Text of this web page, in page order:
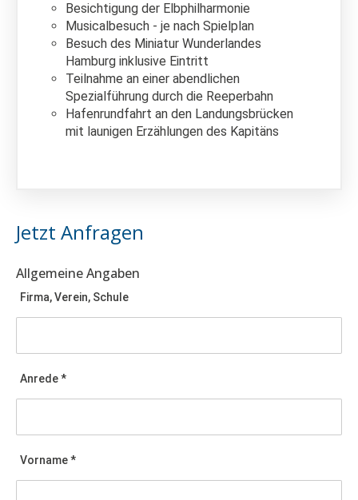
Besichtigung der Elbphilharmonie
Musicalbesuch - je nach Spielplan
Besuch des Miniatur Wunderlandes
Hamburg inklusive Eintritt
Teilnahme an einer abendlichen
Spezialführung durch die Reeperbahn
Hafenrundfahrt an den Landungsbrücken
mit launigen Erzählungen des Kapitäns
Jetzt Anfragen
Allgemeine Angaben
Firma, Verein, Schule
Anrede *
Vorname *